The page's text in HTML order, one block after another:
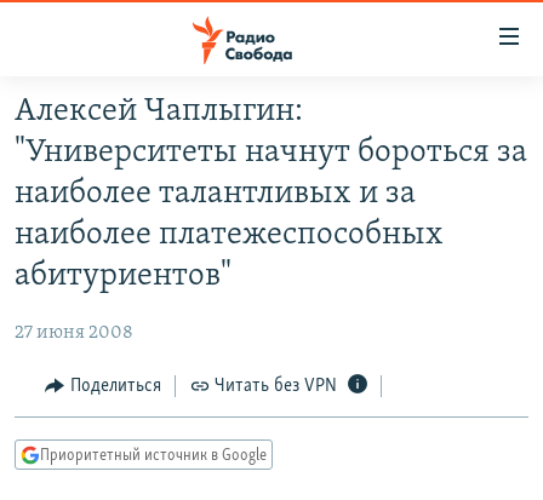
упрощенного
доступа
Вернуться
основному
содержанию
Вернутся
навигации
Вернутся
ПОДКАСТЫ
АВТОРСКИЕ ПРОЕКТЫ
ЦИТАТЫ СВОБОДЫ
IDEL.РЕАЛИИ
КАВКАЗ.РЕАЛИИ
СЕВЕР.РЕАЛИИ
Алексей Чаплыгин:
"Университеты начнут бороться за
наиболее талантливых и за
наиболее платежеспособных
абитуриентов"
27 июня 2008
Поделиться Читать без VPN
Приоритетный источник в Google